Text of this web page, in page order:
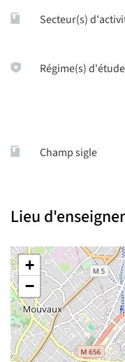
Secteur(s)
Régime(s)
Champ sigle
Lieu
+
−